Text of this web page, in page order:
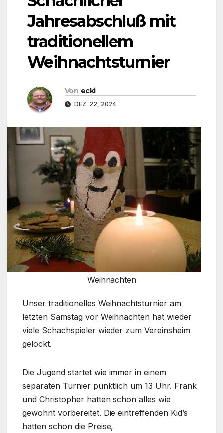
Jahresabschluß mit
traditionellem
Weihnachtsturnier
Von ecki
DEZ. 22, 2024
Weihnachten
Unser traditionelles Weihnachtsturnier am
letzten Samstag vor Weihnachten hat wieder
viele Schachspieler wieder zum Vereinsheim
gelockt.
Die Jugend startet wie immer in einem
separaten Turnier pünktlich um 13 Uhr. Frank
und Christopher hatten schon alles wie
gewohnt vorbereitet. Die eintreffenden Kid’s
hatten schon die Preise,